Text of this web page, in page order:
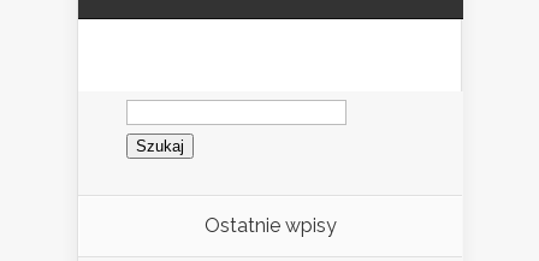
Szukaj:
Ostatnie wpisy